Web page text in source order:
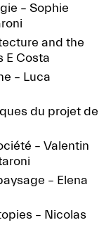
– Sophie
and the
E Costa
– Luca
du projet de
– Valentin
– Elena
– Nicolas